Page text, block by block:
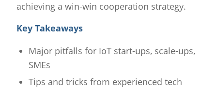
achieving a win-win cooperation strategy.
Key Takeaways
Major pitfalls for IoT start-ups, scale-ups,
SMEs
Tips and tricks from experienced tech